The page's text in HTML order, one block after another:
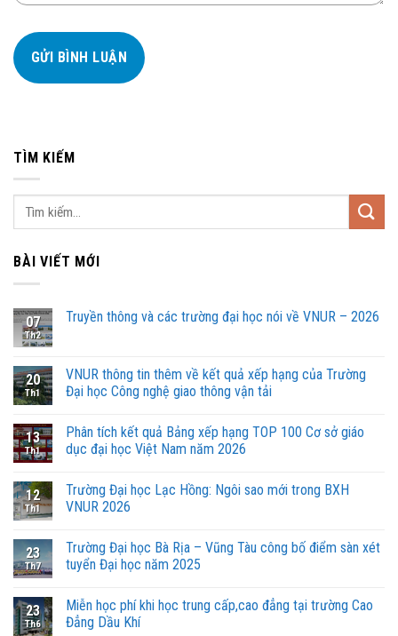
TÌM KIẾM
BÀI VIẾT MỚI
07
Th2
Truyền thông và các trường đại học nói về VNUR – 2026
20
Th1
VNUR thông tin thêm về kết quả xếp hạng của Trường
Đại học Công nghệ giao thông vận tải
13
Th1
Phân tích kết quả Bảng xếp hạng TOP 100 Cơ sở giáo
dục đại học Việt Nam năm 2026
12
Th1
Trường Đại học Lạc Hồng: Ngôi sao mới trong BXH
VNUR 2026
23
Th7
Trường Đại học Bà Rịa – Vũng Tàu công bố điểm sàn xét
tuyển Đại học năm 2025
23
Th6
Miễn học phí khi học trung cấp,cao đẳng tại trường Cao
Đẳng Dầu Khí